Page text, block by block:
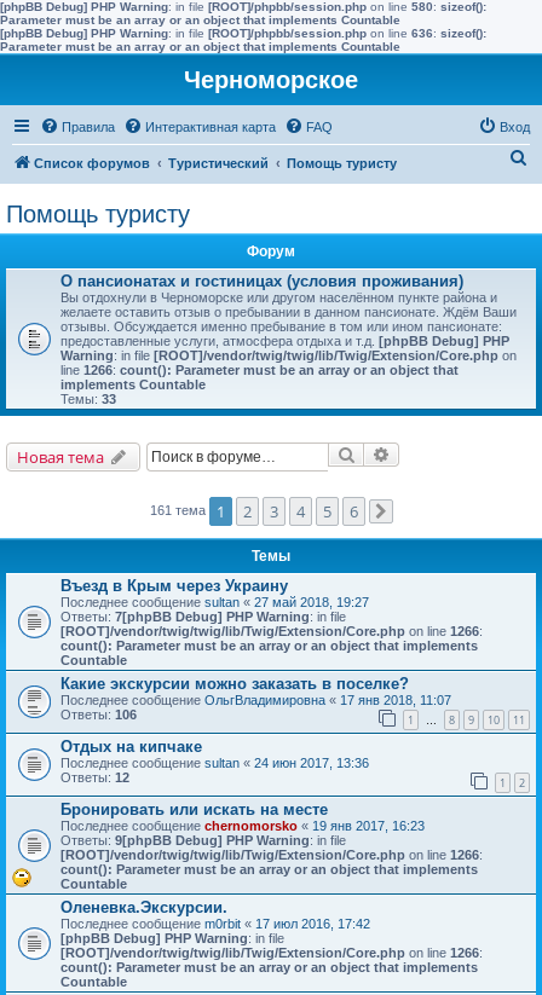
[phpBB Debug] PHP Warning: in file [ROOT]/phpbb/session.php on line 580: sizeof():
Parameter must be an array or an object that implements Countable
[phpBB Debug] PHP Warning: in file [ROOT]/phpbb/session.php on line 636: sizeof():
Parameter must be an array or an object that implements Countable
Черноморское
Правила Интерактивная карта FAQ Вход
Список форумов Туристический Помощь туристу
Помощь туристу
Форум
О пансионатах и гостиницах (условия проживания)
Вы отдохнули в Черноморске или другом населённом пункте района и
желаете оставить отзыв о пребывании в данном пансионате. Ждём Ваши
отзывы. Обсуждается именно пребывание в том или ином пансионате:
предоставленные услуги, атмосфера отдыха и т.д. [phpBB Debug] PHP
Warning: in file [ROOT]/vendor/twig/twig/lib/Twig/Extension/Core.php on
line 1266: count(): Parameter must be an array or an object that
implements Countable
Темы: 33
Новая тема Поиск
161 тема 1 2 3 4 5 6
Темы
Въезд в Крым через Украину
Последнее сообщение sultan « 27 май 2018, 19:27
Ответы: 7[phpBB Debug] PHP Warning: in file
[ROOT]/vendor/twig/twig/lib/Twig/Extension/Core.php on line 1266:
count(): Parameter must be an array or an object that implements
Countable
Какие экскурсии можно заказать в поселке?
Последнее сообщение ОльгВладимировна « 17 янв 2018, 11:07
Ответы: 106 1 … 8 9 10 11
Отдых на кипчаке
Последнее сообщение sultan « 24 июн 2017, 13:36
Ответы: 12 1 2
Бронировать или искать на месте
Последнее сообщение chernomorsko « 19 янв 2017, 16:23
Ответы: 9[phpBB Debug] PHP Warning: in file
[ROOT]/vendor/twig/twig/lib/Twig/Extension/Core.php on line 1266:
count(): Parameter must be an array or an object that implements
Countable
Оленевка.Экскурсии.
Последнее сообщение m0rbit « 17 июл 2016, 17:42
[phpBB Debug] PHP Warning: in file
[ROOT]/vendor/twig/twig/lib/Twig/Extension/Core.php on line 1266:
count(): Parameter must be an array or an object that implements
Countable